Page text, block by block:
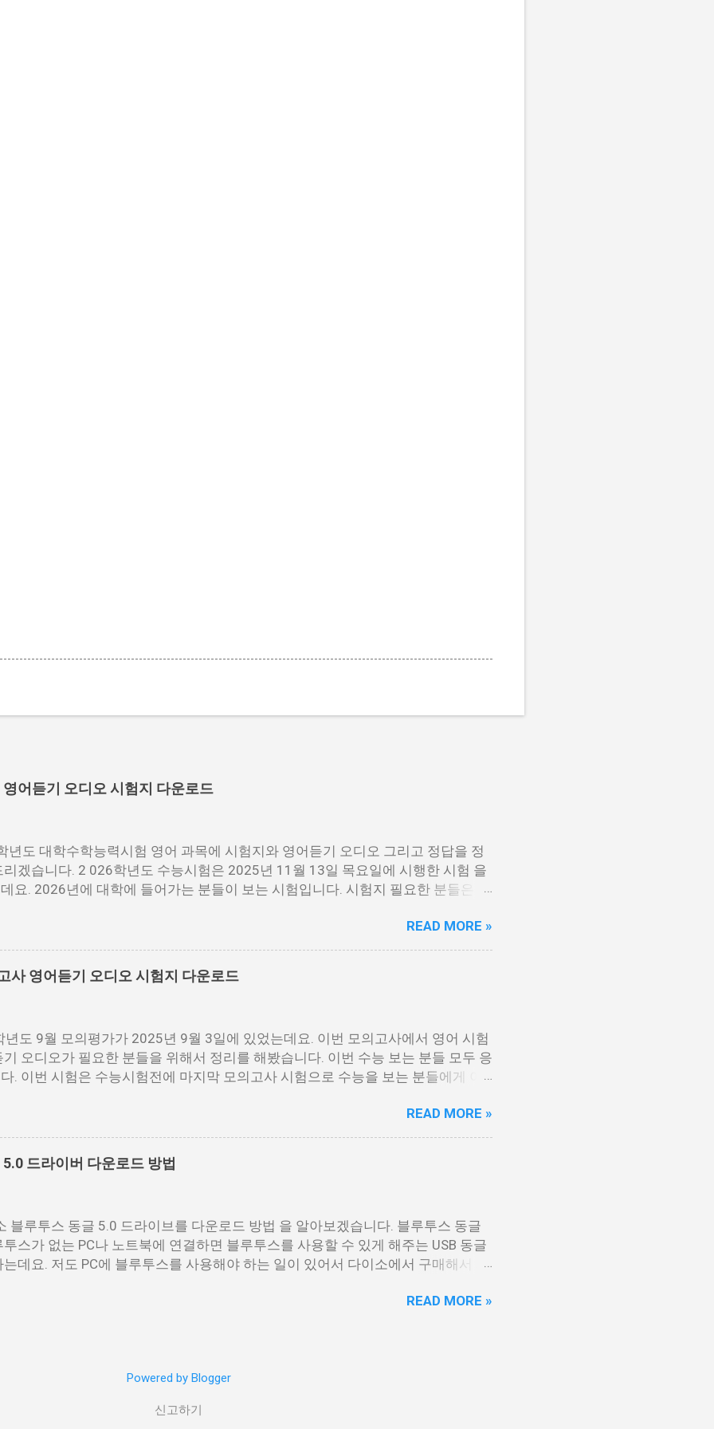
어듣기 오디오 시험지 다운로드
년도 대학수학능력시험 영어 과목에 시험지와 영어듣기 오디오 그리고 정답을 정
리겠습니다. 2 026학년도 수능시험은 2025년 11월 13일 목요일에 시행한 시험 을
요. 2026년에 대학에 들어가는 분들이 보는 시험입니다. 시험지 필요한 분들은 아
한 분들이 다운로드 받으시면 됩니다. 수능 영어 시험지.pdf [홀수] 수능 영어 홀
수] 수능 영어 짝수.pdf 수능 영어듣기 음성 수능 영어 정답지 수능 영어 정답지
어듣기 대본.pdf 영어듣기 대본.pdf 영어듣기.mp3 아래 링크에 오디오에서 아래 보
개를 눌르면 다운로드를 받을 수 있는 버튼이 나옵니다. 이걸 눌르시면 됩니다. 수
READ MORE »
사 영어듣기 오디오 시험지 다운로드
년도 9월 모의평가가 2025년 9월 3일에 있었는데요. 이번 모의고사에서 영어 시험
기 오디오가 필요한 분들을 위해서 정리를 해봤습니다. 이번 수능 보는 분들 모두 응
. 이번 시험은 수능시험전에 마지막 모의고사 시험으로 수능을 보는 분들에게 아
평가원 영어 시험지 9월 모평 영어 시험지.pdf 9월 모의고사 영어음성 9월 모의고
정답지 영어 정답지 9월 모의고사 영어 해설지 9월 모의고사 해설지.pdf 9월 모의
음성.mp3 영어듣기.mp3 9월 모의고사 모든 시험지 정리
sumo2609/index.html
READ MORE »
드라이버 다운로드 방법
블루투스 동글 5.0 드라이브를 다운로드 방법 을 알아보겠습니다. 블루투스 동글
투스가 없는 PC나 노트북에 연결하면 블루투스를 사용할 수 있게 해주는 USB 동글
는데요. 저도 PC에 블루투스를 사용해야 하는 일이 있어서 다이소에서 구매해서 사
가지고 계산대에 가서 계산하시면 따로 제품을 받을 수 있습니다. 아래 링크 주소
도우10 이상의 운영체제에서 최적화된 제품 및 드라이버 입니다. 윈도우7 운영
스 동글 5.0 드라이버를 다운받아 줍니다. 다운받은 파일을 우클릭후 압축풀기 합
READ MORE »
Powered by Blogger
신고하기